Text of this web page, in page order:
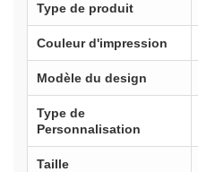
Type de produit
Couleur d'impression
Modèle du design
Type de
Personnalisation
Taille